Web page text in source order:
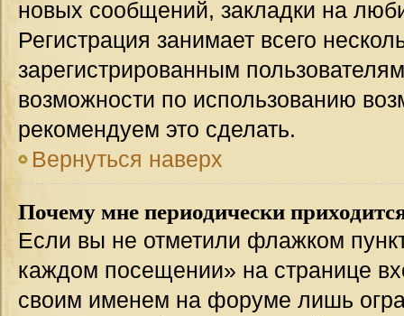
новых сообщений, закладки на
Регистрация занимает всего
зарегистрированным
возможности по использованию
рекомендуем это сделать.
Вернуться наверх
Почему мне периодически
Если вы не отметили флажком
каждом посещении» на странице
своим именем на форуме лишь